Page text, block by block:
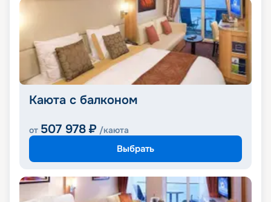
Каюта с балконом
от 507 978 ₽ /каюта
Выбрать